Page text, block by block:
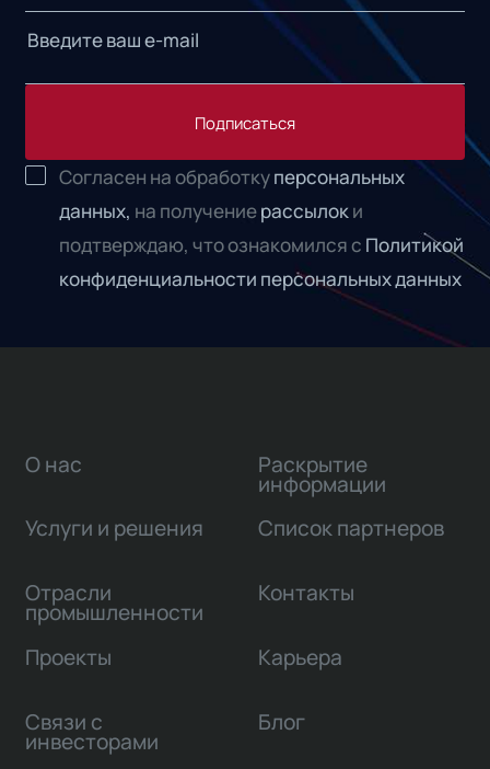
Подписаться
Согласен на обработкуперсональных
данных, на получениерассылоки
подтверждаю, что ознакомился с Политикой
конфиденциальности персональных данных
О нас
Услуги и решения
Отрасли
промышленности
Проекты
Связи с
инвесторами
Раскрытие
информации
Список партнеров
Контакты
Карьера
Блог